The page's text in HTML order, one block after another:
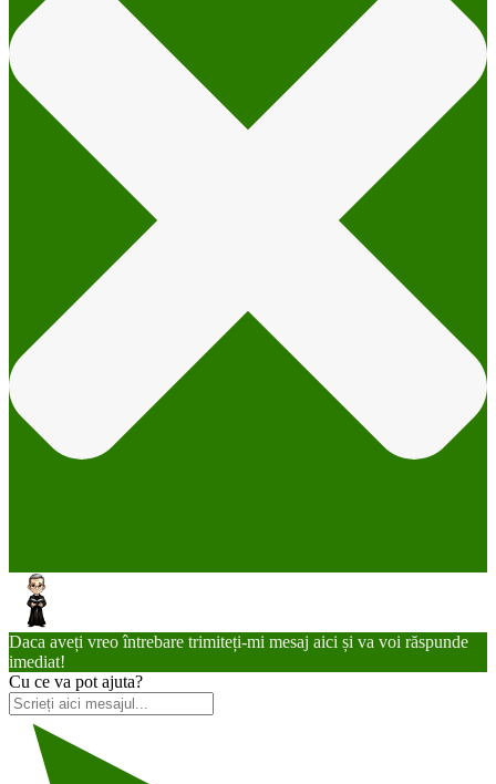
Daca aveți vreo întrebare trimiteți-mi mesaj aici și va voi răspunde
imediat!
Cu ce va pot ajuta?